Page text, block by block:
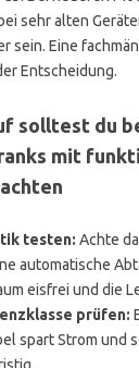
sehr alten
sein. Eine
Entscheidung.
solltest du
mit
testen: Achte
automatische
eisfrei und die
prüfen:
spart Strom und